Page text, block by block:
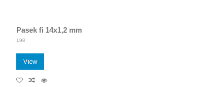
Pasek fi 14x1,2 mm
19B
View